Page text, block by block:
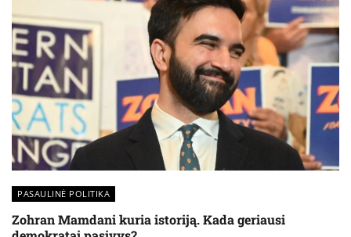
PASAULINĖ POLITIKA
Zohran Mamdani kuria istoriją. Kada geriausi